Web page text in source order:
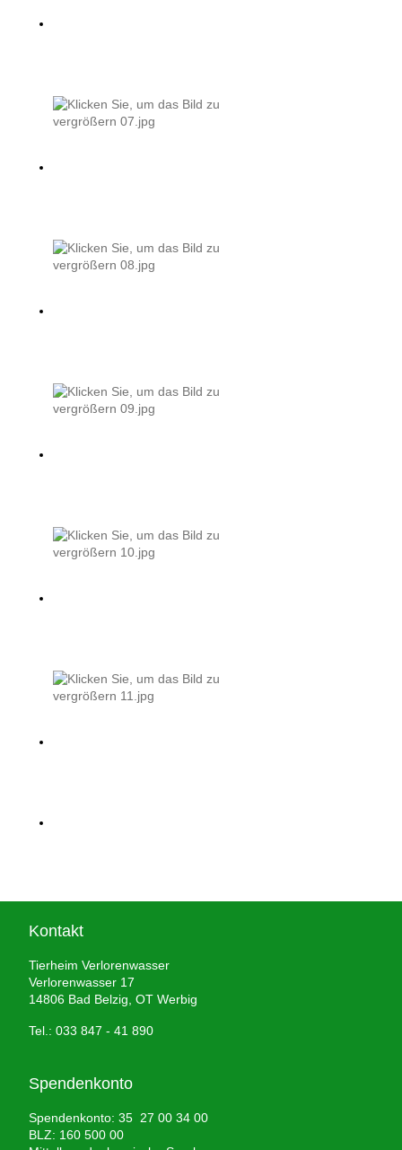
Kontakt
Tierheim Verlorenwasser
Verlorenwasser 17
14806 Bad Belzig, OT Werbig
Tel.: 033 847 - 41 890
Spendenkonto
Spendenkonto: 35 27 00 34 00
BLZ: 160 500 00